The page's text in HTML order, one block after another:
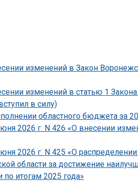
изменений в Закон
изменений в статью 1
в силу)
областного бюджета за
2026 г. N 426 «О внесении
2026 г. N 425 «О
области за достижение
итогам 2025 года»